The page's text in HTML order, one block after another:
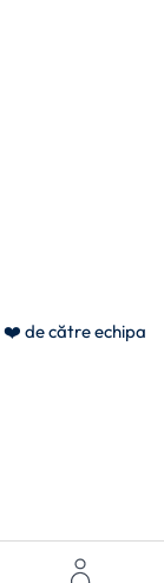
❤️ de către echipa